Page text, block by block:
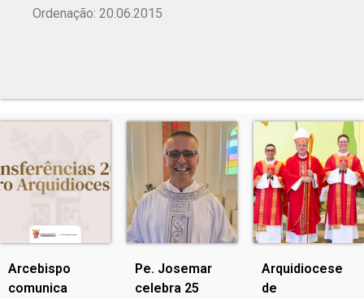
Ordenação: 20.06.2015
Arcebispo
comunica
Pe. Josemar
celebra 25
Arquidiocese
de